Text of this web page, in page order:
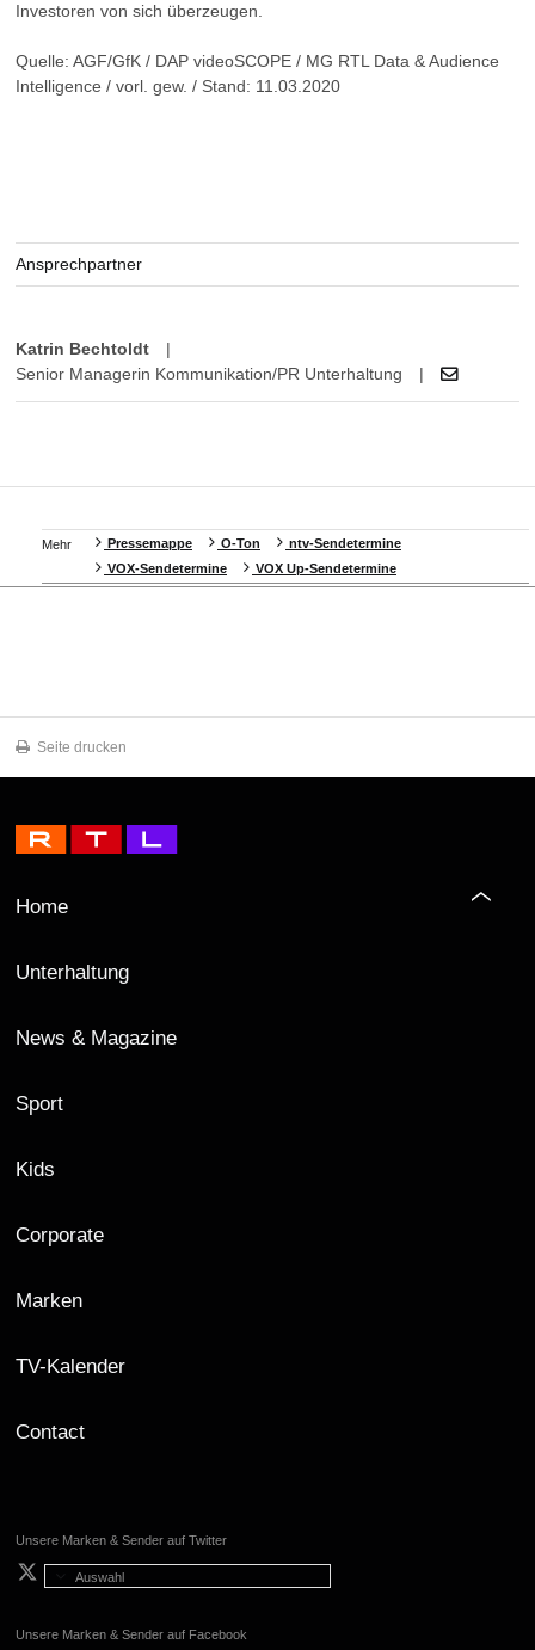
Investoren von sich überzeugen.
Quelle: AGF/GfK / DAP videoSCOPE / MG RTL Data & Audience
Intelligence / vorl. gew. / Stand: 11.03.2020
Ansprechpartner
Katrin Bechtoldt
|
Senior Managerin Kommunikation/PR Unterhaltung
|
Mehr Pressemappe O-Ton
ntv-Sendetermine
VOX-Sendetermine
VOX Up-Sendetermine
Seite drucken
Home
Unterhaltung
News & Magazine
Sport
Kids
Corporate
Marken
TV-Kalender
Contact
Unsere Marken & Sender auf Twitter
Auswahl
Unsere Marken & Sender auf Facebook